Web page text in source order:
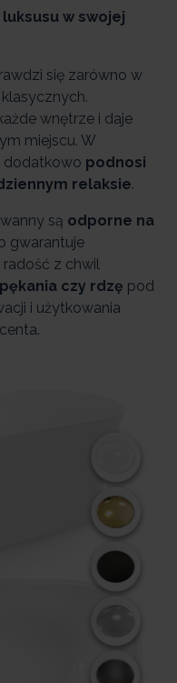
w swojej
się zarówno w
wnętrze i daje
miejscu. W
dodatkowo podnosi
relaksie.
są odporne na
gwarantuje
radość z chwil
czy rdzę pod
i użytkowania